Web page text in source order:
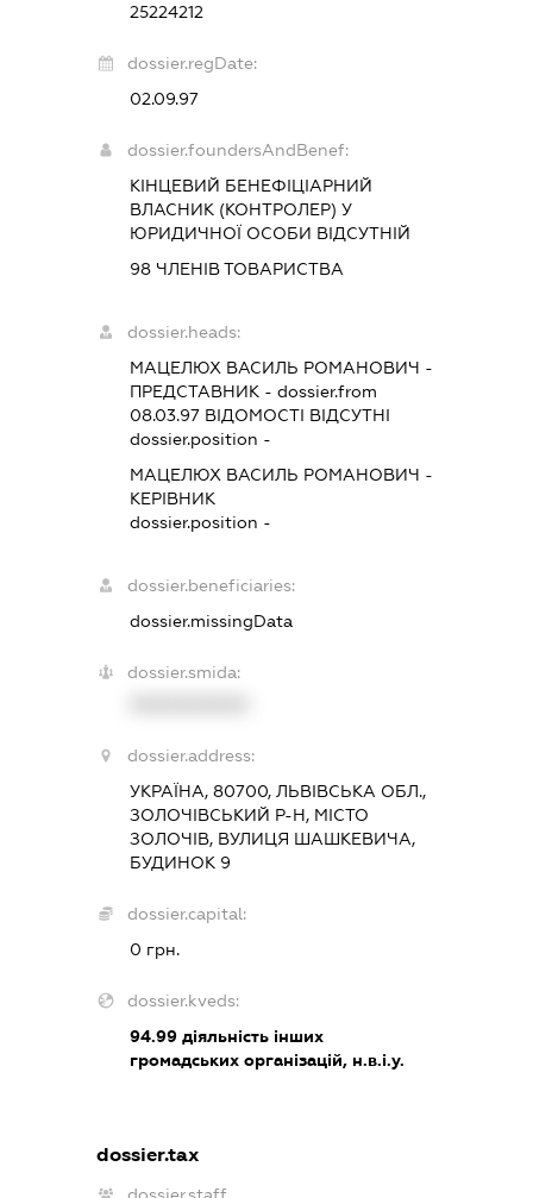
25224212
dossier.regDate:
02.09.97
dossier.foundersAndBenef:
КІНЦЕВИЙ БЕНЕФІЦІАРНИЙ
ВЛАСНИК (КОНТРОЛЕР) У
ЮРИДИЧНОЇ ОСОБИ ВІДСУТНІЙ
98 ЧЛЕНІВ ТОВАРИСТВА
dossier.heads:
МАЦЕЛЮХ ВАСИЛЬ РОМАНОВИЧ -
ПРЕДСТАВНИК - dossier.from
08.03.97 ВІДОМОСТІ ВІДСУТНІ
dossier.position -
МАЦЕЛЮХ ВАСИЛЬ РОМАНОВИЧ -
КЕРІВНИК
dossier.position -
dossier.beneficiaries:
dossier.missingData
dossier.smida:
dossier.address:
УКРАЇНА, 80700, ЛЬВІВСЬКА ОБЛ.,
ЗОЛОЧІВСЬКИЙ Р-Н, МІСТО
ЗОЛОЧІВ, ВУЛИЦЯ ШАШКЕВИЧА,
БУДИНОК 9
dossier.capital:
0 грн.
dossier.kveds:
94.99 діяльність інших
громадських організацій, н.в.і.у.
dossier.tax